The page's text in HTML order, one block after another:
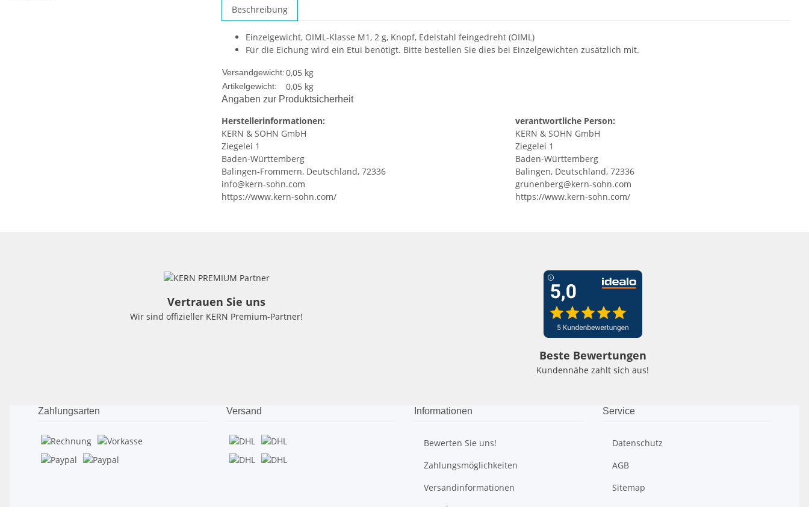
Beschreibung
Einzelgewicht, OIML-Klasse M1, 2 g, Knopf, Edelstahl feingedreht (OIML)
Für die Eichung wird ein Etui benötigt. Bitte bestellen Sie dies bei Einzelgewichten zusätzlich mit.
Versandgewicht:0,05 kg
Artikelgewicht: 0,05 kg
Angaben zur Produktsicherheit
Herstellerinformationen:
KERN & SOHN GmbH
Ziegelei 1
Baden-Württemberg
Balingen-Frommern, Deutschland, 72336
info@kern-sohn.com
https://www.kern-sohn.com/
verantwortliche Person:
KERN & SOHN GmbH
Ziegelei 1
Baden-Württemberg
Balingen, Deutschland, 72336
grunenberg@kern-sohn.com
https://www.kern-sohn.com/
Vertrauen Sie uns
Wir sind offizieller KERN Premium-Partner!
Beste Bewertungen
Kundennähe zahlt sich aus!
Zahlungsarten Versand Informationen
Bewerten Sie uns!
Zahlungsmöglichkeiten
Versandinformationen
Service
Datenschutz
AGB
Sitemap